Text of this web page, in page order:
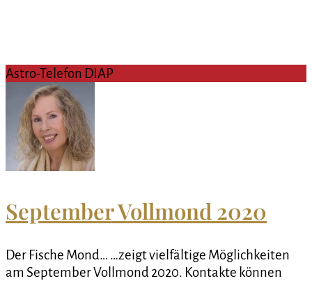
Astro-Telefon DIAP
September Vollmond 2020
Der Fische Mond… …zeigt vielfältige Möglichkeiten
am September Vollmond 2020. Kontakte können